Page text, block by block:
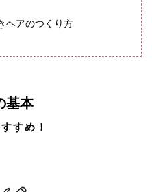
ヘアのつくり方
基本
すめ！